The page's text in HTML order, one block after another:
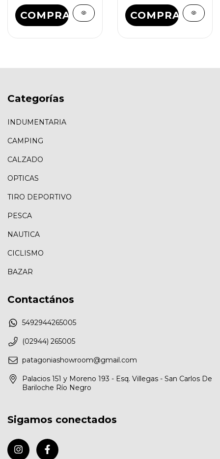
Categorías
INDUMENTARIA
CAMPING
CALZADO
OPTICAS
TIRO DEPORTIVO
PESCA
NAUTICA
CICLISMO
BAZAR
Contactános
5492944265005
(02944) 265005
patagoniashowroom@gmail.com
Palacios 151 y Moreno 193 - Esq. Villegas - San Carlos De
Bariloche Río Negro
Sigamos conectados